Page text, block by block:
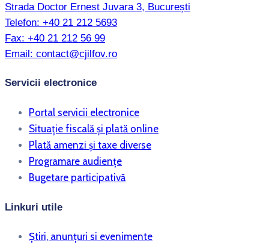
Strada Doctor Ernest Juvara 3, București
Telefon: +40 21 212 5693
Fax: +40 21 212 56 99
Email: contact@cjilfov.ro
Servicii electronice
Portal servicii electronice
Situație fiscală și plată online
Plată amenzi și taxe diverse
Programare audiențe
Bugetare participativă
Linkuri utile
Știri, anunțuri si evenimente